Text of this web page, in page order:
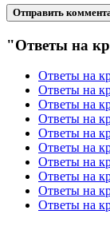
"Ответы на
Ответы на
Ответы на
Ответы на
Ответы на
Ответы на
Ответы на
Ответы на
Ответы на
Ответы на
Ответы на